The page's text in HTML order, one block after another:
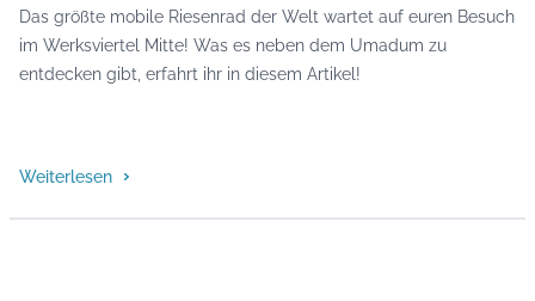
Das größte mobile Riesenrad der Welt wartet auf euren Besuch
im Werksviertel Mitte! Was es neben dem Umadum zu
entdecken gibt, erfahrt ihr in diesem Artikel!
Weiterlesen